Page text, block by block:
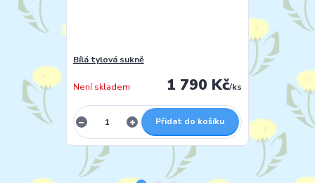
Bílá tylová sukně
1 790 Kč/ks
Není skladem
Přidat do košíku
Světle
Skladem 1 ks